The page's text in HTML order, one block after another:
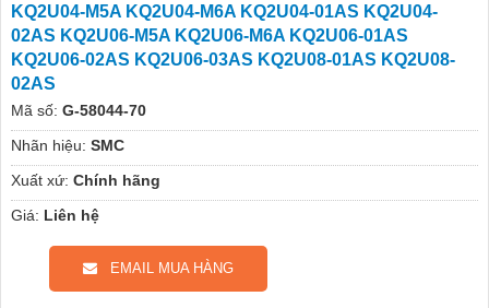
KQ2U04-M5A KQ2U04-M6A KQ2U04-01AS KQ2U04-
02AS KQ2U06-M5A KQ2U06-M6A KQ2U06-01AS
KQ2U06-02AS KQ2U06-03AS KQ2U08-01AS KQ2U08-
02AS
Mã số: G-58044-70
Nhãn hiệu: SMC
Xuất xứ: Chính hãng
Giá: Liên hệ
EMAIL MUA HÀNG